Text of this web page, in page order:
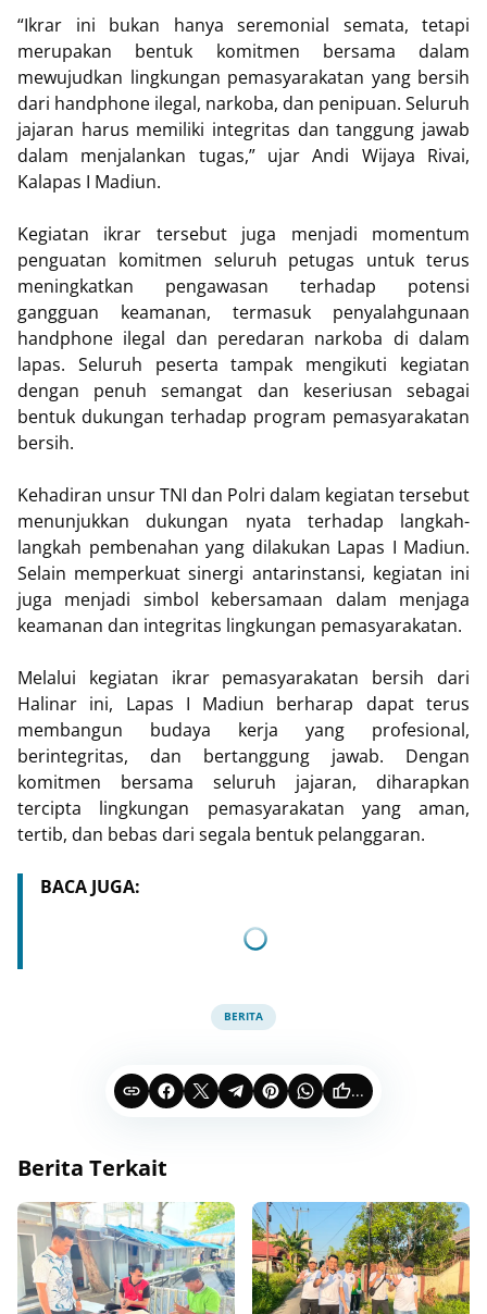
“Ikrar ini bukan hanya seremonial semata, tetapi
merupakan bentuk komitmen bersama dalam
mewujudkan lingkungan pemasyarakatan yang bersih
dari handphone ilegal, narkoba, dan penipuan. Seluruh
jajaran harus memiliki integritas dan tanggung jawab
dalam menjalankan tugas,” ujar Andi Wijaya Rivai,
Kalapas I Madiun.
Kegiatan ikrar tersebut juga menjadi momentum
penguatan komitmen seluruh petugas untuk terus
meningkatkan pengawasan terhadap potensi
gangguan keamanan, termasuk penyalahgunaan
handphone ilegal dan peredaran narkoba di dalam
lapas. Seluruh peserta tampak mengikuti kegiatan
dengan penuh semangat dan keseriusan sebagai
bentuk dukungan terhadap program pemasyarakatan
bersih.
Kehadiran unsur TNI dan Polri dalam kegiatan tersebut
menunjukkan dukungan nyata terhadap langkah-
langkah pembenahan yang dilakukan Lapas I Madiun.
Selain memperkuat sinergi antarinstansi, kegiatan ini
juga menjadi simbol kebersamaan dalam menjaga
keamanan dan integritas lingkungan pemasyarakatan.
Melalui kegiatan ikrar pemasyarakatan bersih dari
Halinar ini, Lapas I Madiun berharap dapat terus
membangun budaya kerja yang profesional,
berintegritas, dan bertanggung jawab. Dengan
komitmen bersama seluruh jajaran, diharapkan
tercipta lingkungan pemasyarakatan yang aman,
tertib, dan bebas dari segala bentuk pelanggaran.
BACA JUGA:
BERITA
...
Berita Terkait